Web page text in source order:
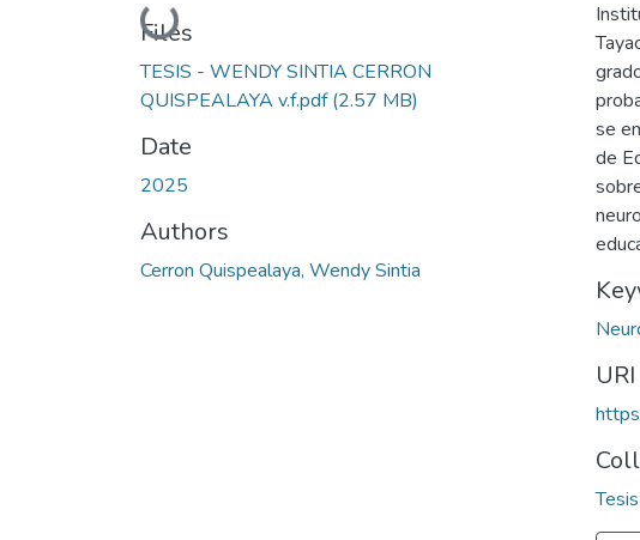
Loading...
Files
TESIS - WENDY SINTIA CERRON
QUISPEALAYA v.f.pdf(2.57 MB)
Date
2025
Authors
Cerron Quispealaya, Wendy Sintia
se
de
URI
Tesis